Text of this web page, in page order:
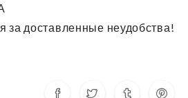
за доставленные неудобства!